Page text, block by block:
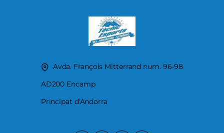
Avda. François Mitterrand num. 96-98
AD200 Encamp
Principat d'Andorra